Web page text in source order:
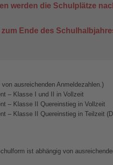
werden die Schulplätze
Ende des
ausreichenden Anmeldezahlen.)
– Klasse I und II in Vollzeit
– Klasse II Quereinstieg in Vollzeit
– Klasse II Quereinstieg in Teilzeit
ist abhängig von